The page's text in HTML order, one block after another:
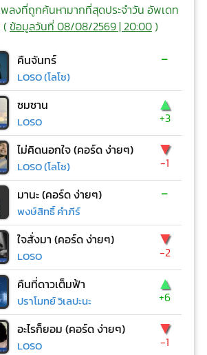
ลงที่ถูกค้นหามากที่สุดประจำวัน อัพเดท
(ข้อมูลวันที่ 08/08/2569 | 20:00)
คืนจันทร์
LOSO (โลโซ)
-
ซมซาน
LOSO
▲
+3
ไม่คิดนอกใจ (คอร์ด ง่ายๆ)
LOSO (โลโซ)
▼
-1
มานะ (คอร์ด ง่ายๆ)
พงษ์สิทธิ์ คำภีร์
-
ใจสั่งมา (คอร์ด ง่ายๆ)
LOSO
▼
-2
คืนที่ดาวเต็มฟ้า
ปราโมทย์ วิเลปะนะ
▲
+6
อะไรก็ยอม (คอร์ด ง่ายๆ)
LOSO
▼
-1